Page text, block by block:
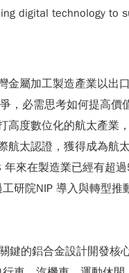
digital technology to
金屬加工製造產業以
，必需思考如何提高
高度數位化的航太產
太認證，獲得成為
來在製造業已經有超
研院NIP 導入與轉型
鍵的鋁合金設計開發